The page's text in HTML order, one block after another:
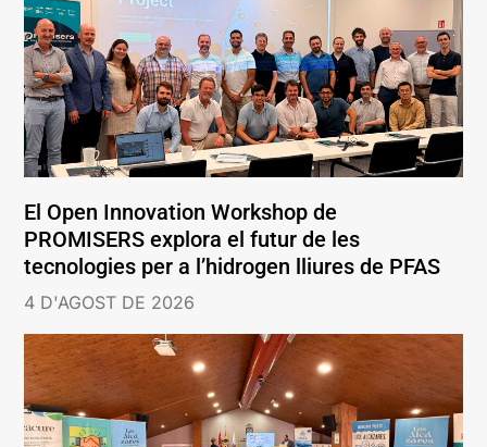
El Open Innovation Workshop de
PROMISERS explora el futur de les
tecnologies per a l’hidrogen lliures de PFAS
4 D'AGOST DE 2026